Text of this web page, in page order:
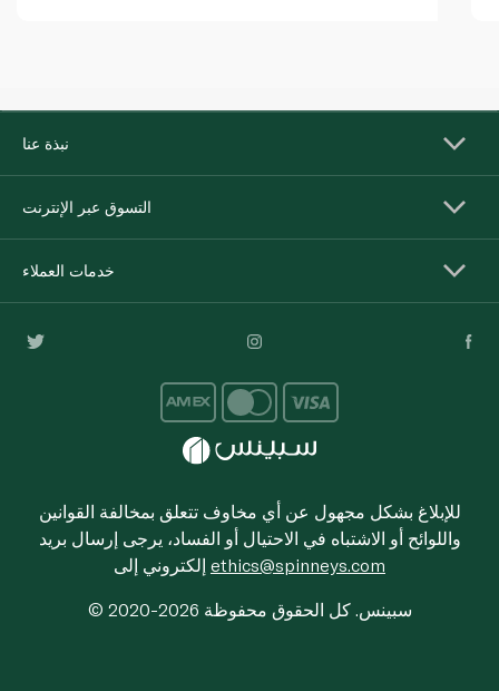
نبذة عنا
التسوق عبر الإنترنت
خدمات العملاء
للإبلاغ بشكل مجهول عن أي مخاوف تتعلق بمخالفة القوانين
واللوائح أو الاشتباه في الاحتيال أو الفساد، يرجى إرسال بريد
ethics@spinneys.com
© 2020-2026 سبينس. كل الحقوق محفوظة